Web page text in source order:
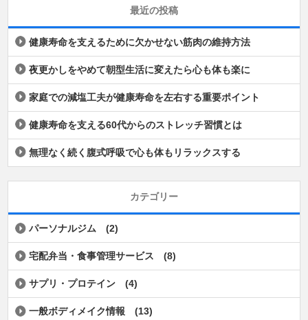
最近の投稿
健康寿命を支えるために欠かせない筋肉の維持方法
夜更かしをやめて朝型生活に変えたら心も体も楽に
家庭での減塩工夫が健康寿命を左右する重要ポイント
健康寿命を支える60代からのストレッチ習慣とは
無理なく続く腹式呼吸で心も体もリラックスする
カテゴリー
パーソナルジム (2)
宅配弁当・食事管理サービス (8)
サプリ・プロテイン (4)
一般ボディメイク情報 (13)